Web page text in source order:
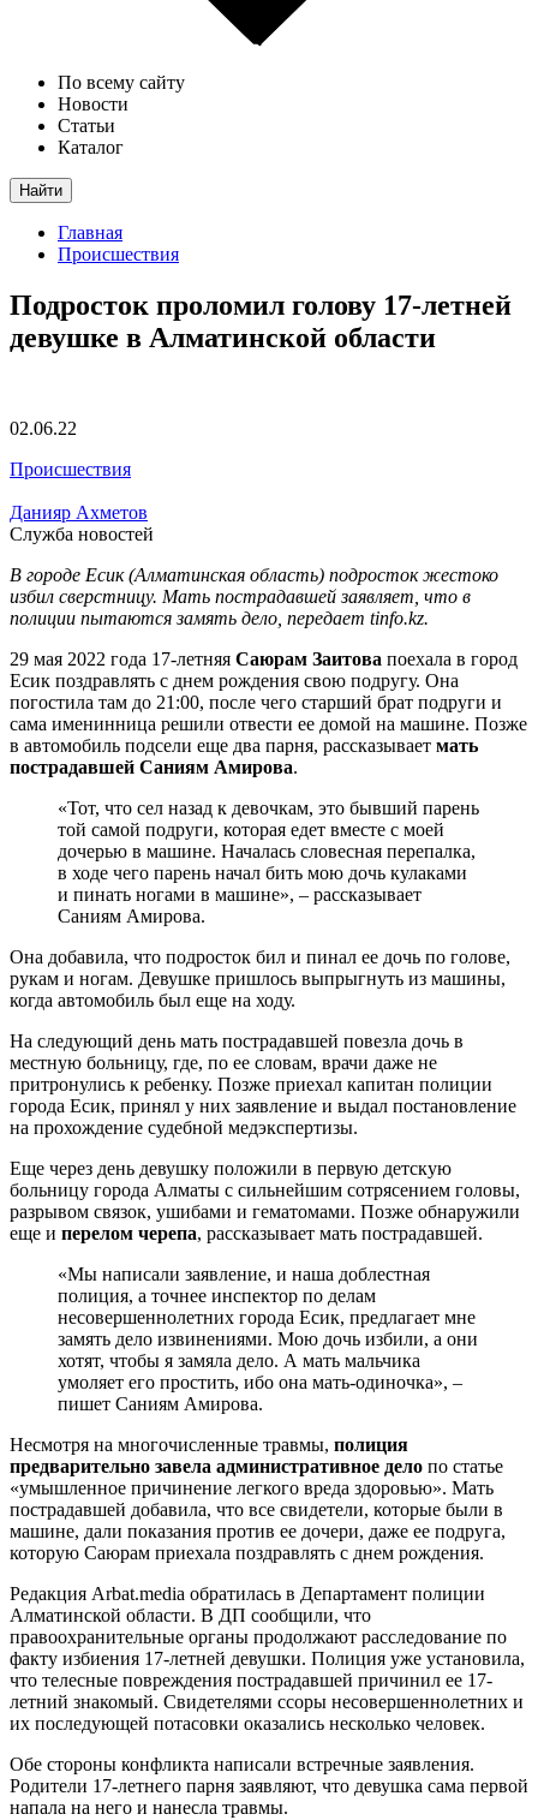
По всему сайту
Новости
Статьи
Каталог
Найти
Главная
Происшествия
Подросток проломил голову 17-летней
девушке в Алматинской области
02.06.22
Происшествия
Данияр Ахметов
Служба новостей
В городе Есик (Алматинская область) подросток жестоко
избил сверстницу. Мать пострадавшей заявляет, что в
полиции пытаются замять дело, передает tinfo.kz.
29 мая 2022 года 17-летняя Саюрам Заитова поехала в город
Есик поздравлять с днем рождения свою подругу. Она
погостила там до 21:00, после чего старший брат подруги и
сама именинница решили отвести ее домой на машине. Позже
в автомобиль подсели еще два парня, рассказывает мать
пострадавшей Саниям Амирова.
«Тот, что сел назад к девочкам, это бывший парень
той самой подруги, которая едет вместе с моей
дочерью в машине. Началась словесная перепалка,
в ходе чего парень начал бить мою дочь кулаками
и пинать ногами в машине», – рассказывает
Саниям Амирова.
Она добавила, что подросток бил и пинал ее дочь по голове,
рукам и ногам. Девушке пришлось выпрыгнуть из машины,
когда автомобиль был еще на ходу.
На следующий день мать пострадавшей повезла дочь в
местную больницу, где, по ее словам, врачи даже не
притронулись к ребенку. Позже приехал капитан полиции
города Есик, принял у них заявление и выдал постановление
на прохождение судебной медэкспертизы.
Еще через день девушку положили в первую детскую
больницу города Алматы с сильнейшим сотрясением головы,
разрывом связок, ушибами и гематомами. Позже обнаружили
еще и перелом черепа, рассказывает мать пострадавшей.
«Мы написали заявление, и наша доблестная
полиция, а точнее инспектор по делам
несовершеннолетних города Есик, предлагает мне
замять дело извинениями. Мою дочь избили, а они
хотят, чтобы я замяла дело. А мать мальчика
умоляет его простить, ибо она мать-одиночка», –
пишет Саниям Амирова.
Несмотря на многочисленные травмы, полиция
предварительно завела административное дело по статье
«умышленное причинение легкого вреда здоровью». Мать
пострадавшей добавила, что все свидетели, которые были в
машине, дали показания против ее дочери, даже ее подруга,
которую Саюрам приехала поздравлять с днем рождения.
Редакция Arbat.media обратилась в Департамент полиции
Алматинской области. В ДП сообщили, что
правоохранительные органы продолжают расследование по
факту избиения 17-летней девушки. Полиция уже установила,
что телесные повреждения пострадавшей причинил ее 17-
летний знакомый. Свидетелями ссоры несовершеннолетних и
их последующей потасовки оказались несколько человек.
Обе стороны конфликта написали встречные заявления.
Родители 17-летнего парня заявляют, что девушка сама первой
напала на него и нанесла травмы.